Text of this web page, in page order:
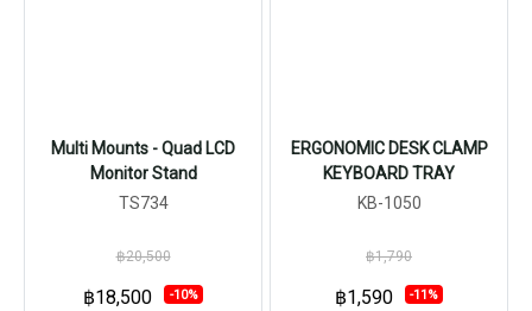
Multi Mounts - Quad LCD
Monitor Stand
TS734
฿20,500
฿18,500 -10%
ERGONOMIC DESK CLAMP
KEYBOARD TRAY
KB-1050
฿1,790
฿1,590 -11%